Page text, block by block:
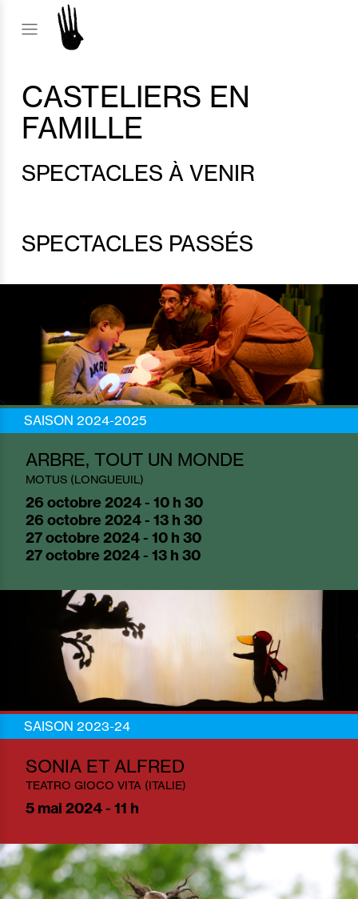
CASTELIERS EN
FAMILLE
SPECTACLES À VENIR
SPECTACLES PASSÉS
SAISON 2024-2025
ARBRE, TOUT UN MONDE
MOTUS (LONGUEUIL)
26 octobre 2024 - 10 h 30
26 octobre 2024 - 13 h 30
27octobre 2024 - 10 h 30
27octobre 2024 - 13 h 30
SAISON 2023-24
SONIA ET ALFRED
TEATRO GIOCO VITA (ITALIE)
5 mai 2024 - 11 h